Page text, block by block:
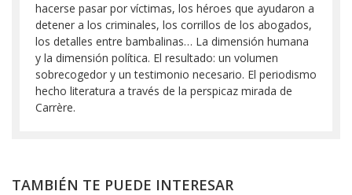
hacerse pasar por víctimas, los héroes que ayudaron a
detener a los criminales, los corrillos de los abogados,
los detalles entre bambalinas… La dimensión humana
y la dimensión política. El resultado: un volumen
sobrecogedor y un testimonio necesario. El periodismo
hecho literatura a través de la perspicaz mirada de
Carrère.
TAMBIÉN TE PUEDE INTERESAR